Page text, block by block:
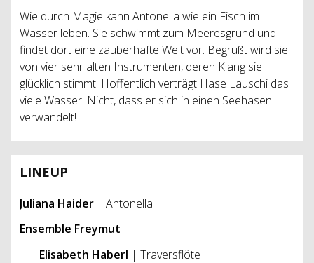
Wie durch Magie kann Antonella wie ein Fisch im
Wasser leben. Sie schwimmt zum Meeresgrund und
findet dort eine zauberhafte Welt vor. Begrüßt wird sie
von vier sehr alten Instrumenten, deren Klang sie
glücklich stimmt. Hoffentlich verträgt Hase Lauschi das
viele Wasser. Nicht, dass er sich in einen Seehasen
verwandelt!
LINEUP
Juliana Haider | Antonella
Ensemble Freymut
Elisabeth Haberl | Traversflöte